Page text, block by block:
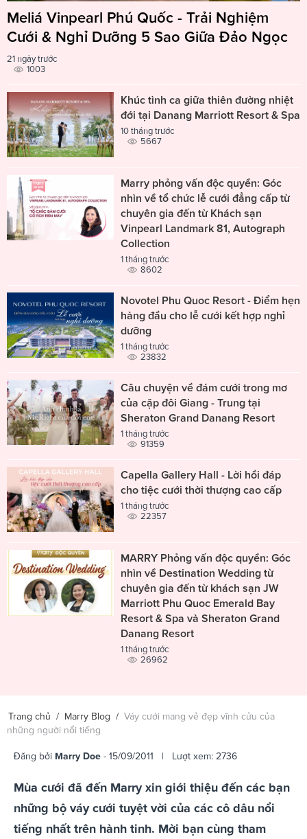
Meliá Vinpearl Phú Quốc - Trải Nghiệm
Cưới & Nghỉ Dưỡng 5 Sao Giữa Đảo Ngọc
21 ngày trước
1003
Khúc tình ca giữa thiên đường nhiệt
đới tại Danang Marriott Resort & Spa
10 tháng trước
5667
Marry phỏng vấn độc quyền: Góc
nhìn về tổ chức lễ cưới đẳng cấp từ
chuyên gia đến từ Khách sạn
Vinpearl Landmark 81, Autograph
Collection
1 tháng trước
8602
Novotel Phu Quoc Resort - Điểm hẹn
hàng đầu cho lễ cưới kết hợp nghỉ
dưỡng
1 tháng trước
23832
Câu chuyện về đám cưới trong mơ
của cặp đôi Giang - Trung tại
Sheraton Grand Danang Resort
1 tháng trước
91359
Capella Gallery Hall - Lời hồi đáp
cho tiệc cưới thời thượng cao cấp
1 tháng trước
22357
MARRY Phỏng vấn độc quyền: Góc
nhìn về Destination Wedding từ
chuyên gia đến từ khách sạn JW
Marriott Phu Quoc Emerald Bay
Resort & Spa và Sheraton Grand
Danang Resort
1 tháng trước
26962
Trang chủ / Marry Blog / Váy cưới mang vẻ đẹp vĩnh cửu của
những người nổi tiếng
Đăng bởi Marry Doe - 15/09/2011 | Lượt xem: 2736
Mùa cưới đã đến Marry xin giới thiệu đến các bạn
những bộ váy cưới tuyệt vời của các cô dâu nổi
tiếng nhất trên hành tinh. Mời bạn cùng tham